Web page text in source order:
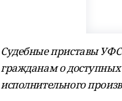
Судебные приставы
гражданам о
исполнительного